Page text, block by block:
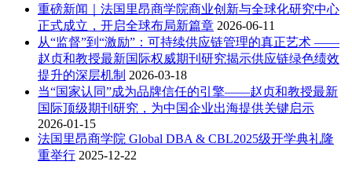
重磅新闻｜法国里昂商学院商业创新与全球化研究中心
正式成立，开启全球布局新篇章 2026-06-11
从“监督”到“激励”：可持续供应链管理的真正艺术 ——
赵贞和教授最新国际权威期刊研究揭示供应链绿色绩效
提升的深层机制 2026-03-18
当“国家认同”成为品牌信任的引擎——赵贞和教授最新
国际顶级期刊研究，为中国企业出海提供关键启示
2026-01-15
法国里昂商学院 Global DBA & CBL2025级开学典礼隆
重举行 2025-12-22